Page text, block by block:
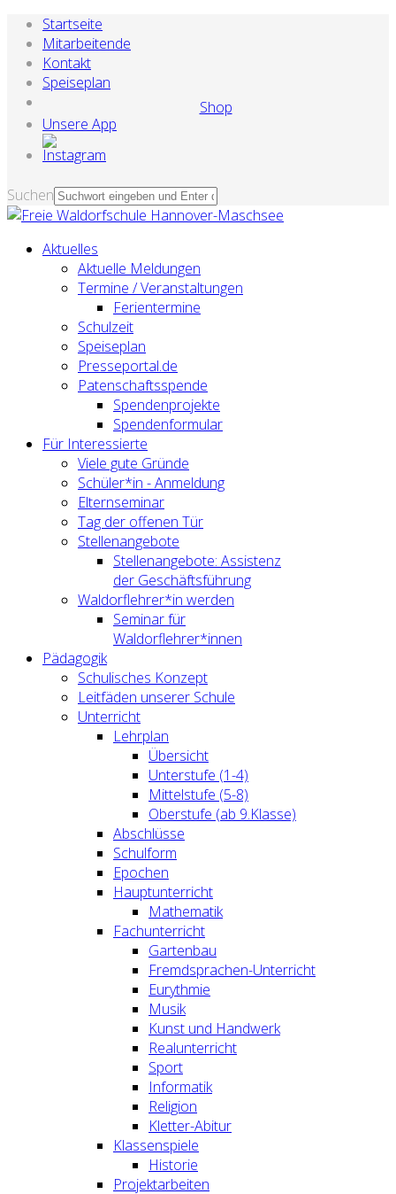
Startseite
Mitarbeitende
Kontakt
Speiseplan
Shop
Unsere App
Suchen
Aktuelles
Aktuelle Meldungen
Termine / Veranstaltungen
Ferientermine
Schulzeit
Speiseplan
Presseportal.de
Patenschaftsspende
Spendenprojekte
Spendenformular
Für Interessierte
Viele gute Gründe
Schüler*in - Anmeldung
Elternseminar
Tag der offenen Tür
Stellenangebote
Stellenangebote: Assistenz
der Geschäftsführung
Waldorflehrer*in werden
Seminar für
Waldorflehrer*innen
Pädagogik
Schulisches Konzept
Leitfäden unserer Schule
Unterricht
Lehrplan
Übersicht
Unterstufe (1-4)
Mittelstufe (5-8)
Oberstufe (ab 9.Klasse)
Abschlüsse
Schulform
Epochen
Hauptunterricht
Mathematik
Fachunterricht
Gartenbau
Fremdsprachen-Unterricht
Eurythmie
Musik
Kunst und Handwerk
Realunterricht
Sport
Informatik
Religion
Kletter-Abitur
Klassenspiele
Historie
Projektarbeiten